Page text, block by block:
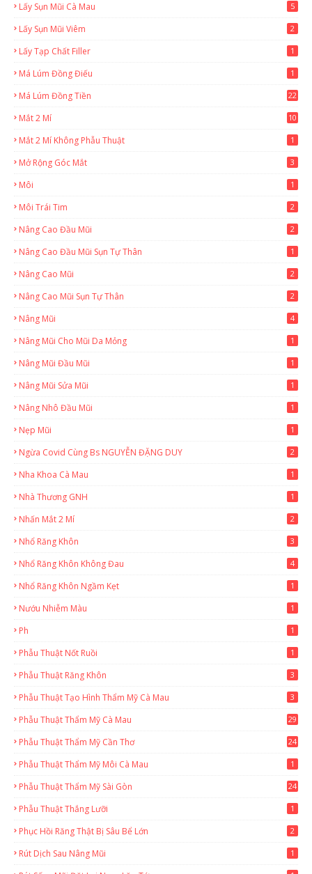
Lấy Sụn Mũi Cà Mau 5
Lấy Sụn Mũi Viêm 2
Lấy Tạp Chất Filler 1
Má Lúm Đồng Điếu 1
Má Lúm Đồng Tiền 22
Mắt 2 Mí 10
Mắt 2 Mí Không Phẫu Thuật 1
Mở Rộng Góc Mắt 3
Môi 1
Môi Trái Tim 2
Nâng Cao Đầu Mũi 2
Nâng Cao Đầu Mũi Sụn Tự Thân 1
Nâng Cao Mũi 2
Nâng Cao Mũi Sụn Tự Thân 2
Nâng Mũi 4
Nâng Mũi Cho Mũi Da Mỏng 1
Nâng Mũi Đầu Mũi 1
Nâng Mũi Sửa Mũi 1
Nâng Nhô Đầu Mũi 1
Nẹp Mũi 1
Ngừa Covid Cùng Bs NGUYỄN ĐẶNG DUY 2
Nha Khoa Cà Mau 1
Nhà Thương GNH 1
Nhấn Mắt 2 Mí 2
Nhổ Răng Khôn 3
Nhổ Răng Khôn Không Đau 4
Nhổ Răng Khôn Ngầm Kẹt 1
Nướu Nhiễm Màu 1
Ph 1
Phẫu Thuật Nốt Ruồi 1
Phẫu Thuật Răng Khôn 3
Phẫu Thuật Tạo Hình Thẩm Mỹ Cà Mau 3
Phẫu Thuật Thẩm Mỹ Cà Mau
29
Phẫu Thuật Thẩm Mỹ Cần Thơ
24
Phẫu Thuật Thẩm Mỹ Môi Cà Mau 1
Phẫu Thuật Thẩm Mỹ Sài Gòn
24
Phẫu Thuật Thắng Lưỡi 1
Phục Hồi Răng Thật Bị Sâu Bể Lớn 2
Rút Dịch Sau Nâng Mũi 1